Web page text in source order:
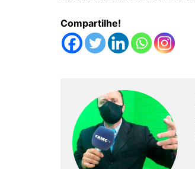
Compartilhe!